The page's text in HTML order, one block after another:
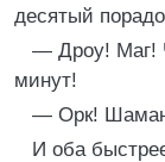
десятый
— Дроу! Маг!
минут!
— Орк!
И оба